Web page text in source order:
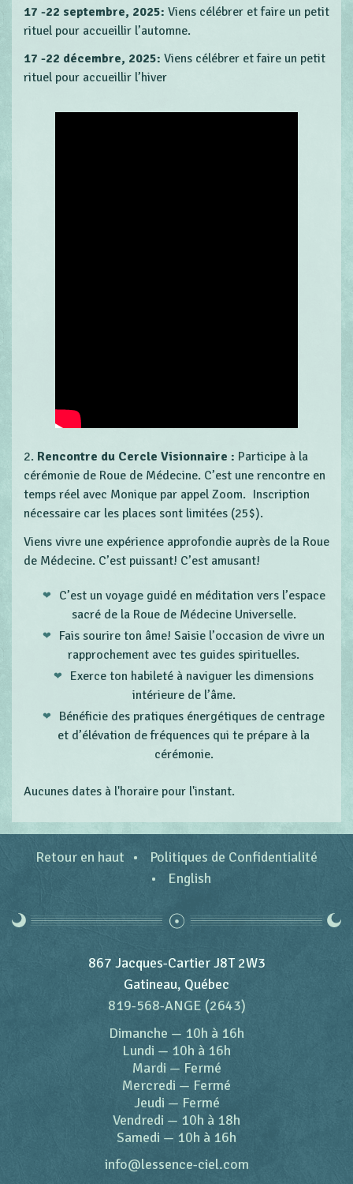
17 -22 septembre, 2025: Viens célébrer et faire un petit
rituel pour accueillir l’automne.
17 -22 décembre, 2025: Viens célébrer et faire un petit
rituel pour accueillir l’hiver
2. Rencontre du Cercle Visionnaire : Participe à la
cérémonie de Roue de Médecine. C’est une rencontre en
temps réel avec Monique par appel Zoom. Inscription
nécessaire car les places sont limitées (25$).
Viens vivre une expérience approfondie auprès de la Roue
de Médecine. C’est puissant! C’est amusant!
C’est un voyage guidé en méditation vers l’espace
sacré de la Roue de Médecine Universelle.
Fais sourire ton âme! Saisie l’occasion de vivre un
rapprochement avec tes guides spirituelles.
Exerce ton habileté à naviguer les dimensions
intérieure de l’âme.
Bénéficie des pratiques énergétiques de centrage
et d’élévation de fréquences qui te prépare à la
cérémonie.
Aucunes dates à l'horaire pour l'instant.
Retour en haut
Politiques de Confidentialité
English
867 Jacques-Cartier J8T 2W3
Gatineau, Québec
819-568-ANGE (2643)
Dimanche — 10h à 16h
Lundi — 10h à 16h
Mardi — Fermé
Mercredi — Fermé
Jeudi — Fermé
Vendredi — 10h à 18h
Samedi — 10h à 16h
info@lessence-ciel.com